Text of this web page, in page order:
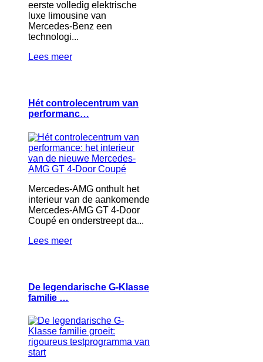
eerste volledig elektrische
luxe limousine van
Mercedes-Benz een
technologi...
Lees meer
Hét controlecentrum van
performanc…
Mercedes-AMG onthult het
interieur van de aankomende
Mercedes-AMG GT 4-Door
Coupé en onderstreept da...
Lees meer
De legendarische G-Klasse
familie …